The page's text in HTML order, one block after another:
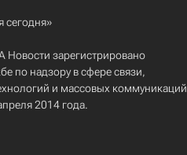
Новости зарегистрировано
по надзору в сфере связи,
и массовых коммуникаций
2014 года.